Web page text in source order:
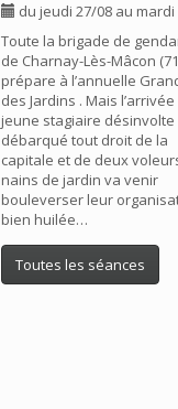
du jeudi 27/08 au
Toute la brigade de
de Charnay-Lès-Mâcon
prépare à l’annuelle
des Jardins . Mais l’arrivée
jeune stagiaire désinvolte
débarqué tout droit de la
capitale et de deux
nains de jardin va venir
bouleverser leur
bien huilée…
Toutes les séances